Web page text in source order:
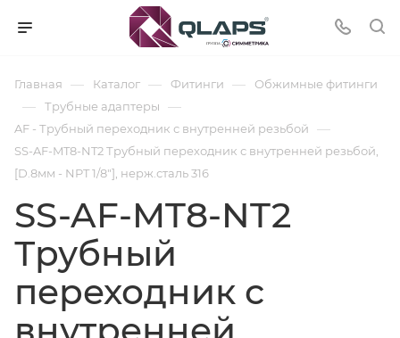
Главная — Каталог — Фитинги — Обжимные фитинги
— Трубные адаптеры —
AF - Трубный переходник с внутренней резьбой —
SS-AF-MT8-NT2 Трубный переходник с внутренней резьбой,
[D.8мм - NPT 1/8"], нерж.сталь 316
SS-AF-MT8-NT2
Трубный
переходник с